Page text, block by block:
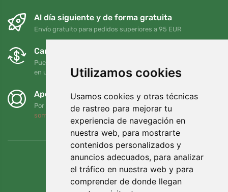
Utilizamos cookies
Usamos cookies y otras técnicas
de rastreo para mejorar tu
experiencia de navegación en
nuestra web, para mostrarte
contenidos personalizados y
anuncios adecuados, para analizar
el tráfico en nuestra web y para
comprender de donde llegan
Al día siguiente y de forma gratuita
Envío gratuito para pedidos superiores a 95 EUR
Cambios y devoluciones gratuitos
Puede devolver o cambiar su pedido en cualquier momento
en un plazo de 90 días
Apoyamos a Trees.org
Por cada pedido plantamos un árbol. Leer más
somos